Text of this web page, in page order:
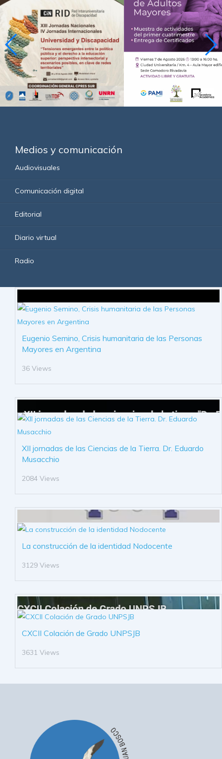
Medios y comunicación
Audiovisuales
Comunicación digital
Editorial
Diario virtual
Radio
Eugenio Semino, Crisis humanitaria de las Personas
Mayores en Argentina
36 Views
XII jornadas de las Ciencias de la Tierra. Dr. Eduardo
Musacchio
2084 Views
La construcción de la identidad Nodocente
3129 Views
CXCII Colación de Grado UNPSJB
3631 Views